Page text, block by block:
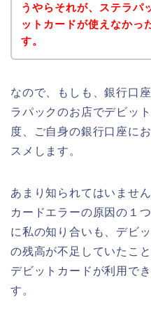
うやらそれが、ステラパ
ットカードが使えなかっ
す。
なので、もしも、銀行口
ラパックのお店でデビッ
度、ご自身の銀行口座に
スメします。
あまり知られてはいませ
カードエラーの原因の１
に私の知り合いも、デビ
の残高が不足していたこ
デビットカードが利用で
す。